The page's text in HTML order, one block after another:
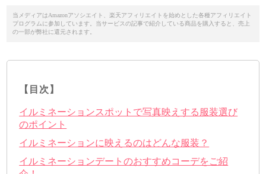
当メディアはAmazonアソシエイト、楽天アフィリエイトを始めとした各種アフィリエイト
プログラムに参加しています。当サービスの記事で紹介している商品を購入すると、売上
の一部が弊社に還元されます。
【目次】
イルミネーションスポットで写真映えする服装選び
のポイント
イルミネーションに映えるのはどんな服装？
イルミネーションデートのおすすめコーデをご紹